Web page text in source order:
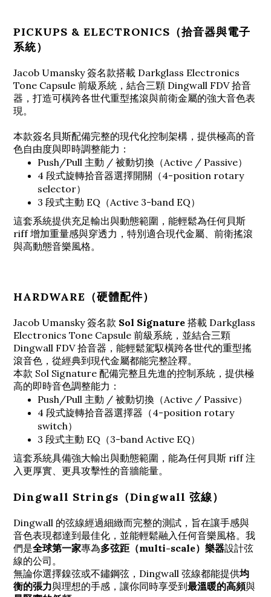
PICKUPS & ELECTRONICS（拾音器與電子
系統）
Jacob Umansky簽名款搭載 Darkglass Electronics
Tone Capsule 前級系統，結合三顆 Dingwall FDV 拾音
器，打造可橫跨各世代重型搖滾與前衛金屬的強大音色表
現。
本款簽名貝斯配備完整的現代化控制架構，提供極高的音
色自由度與即時調整能力：
Push/Pull 主動 / 被動切換（Active / Passive）
4 段式旋轉拾音器選擇開關（4-position rotary
selector）
3 段式主動 EQ（Active 3-band EQ）
這套系統提供充足輸出與動態範圍，能輕鬆為任何貝斯
riff 增加重量感與穿透力，特別適合現代金屬、前衛搖滾
與高動態音樂風格。
HARDWARE（硬體配件）
Jacob Umansky簽名款 Sol Signature 搭載 Darkglass
Electronics Tone Capsule 前級系統，並結合三顆
Dingwall FDV 拾音器，能輕鬆駕馭橫跨各世代的重型搖
滾音色，從經典到現代金屬都能完整詮釋。
本款 Sol Signature 配備完整且先進的控制系統，提供極
高的即時音色調整能力：
Push/Pull 主動 / 被動切換（Active / Passive）
4 段式旋轉拾音器選擇器（4-position rotary
switch）
3 段式主動 EQ（3-band Active EQ）
這套系統具備強大輸出與動態範圍，能為任何貝斯 riff 注
入更厚實、更具攻擊性的音牆能量。
Dingwall Strings（Dingwall 弦線）
Dingwall 的弦線經過細緻而完整的測試，旨在讓手感與
音色表現都達到最佳化，並能輕鬆融入任何音樂風格。我
們是全球第一家專為多弦距（multi-scale）樂器設計弦
線的公司。
無論你選擇鎳弦或不鏽鋼弦，Dingwall 弦線都能提供均
衡的張力與理想的手感，讓你同時享受到最溫暖的高頻與